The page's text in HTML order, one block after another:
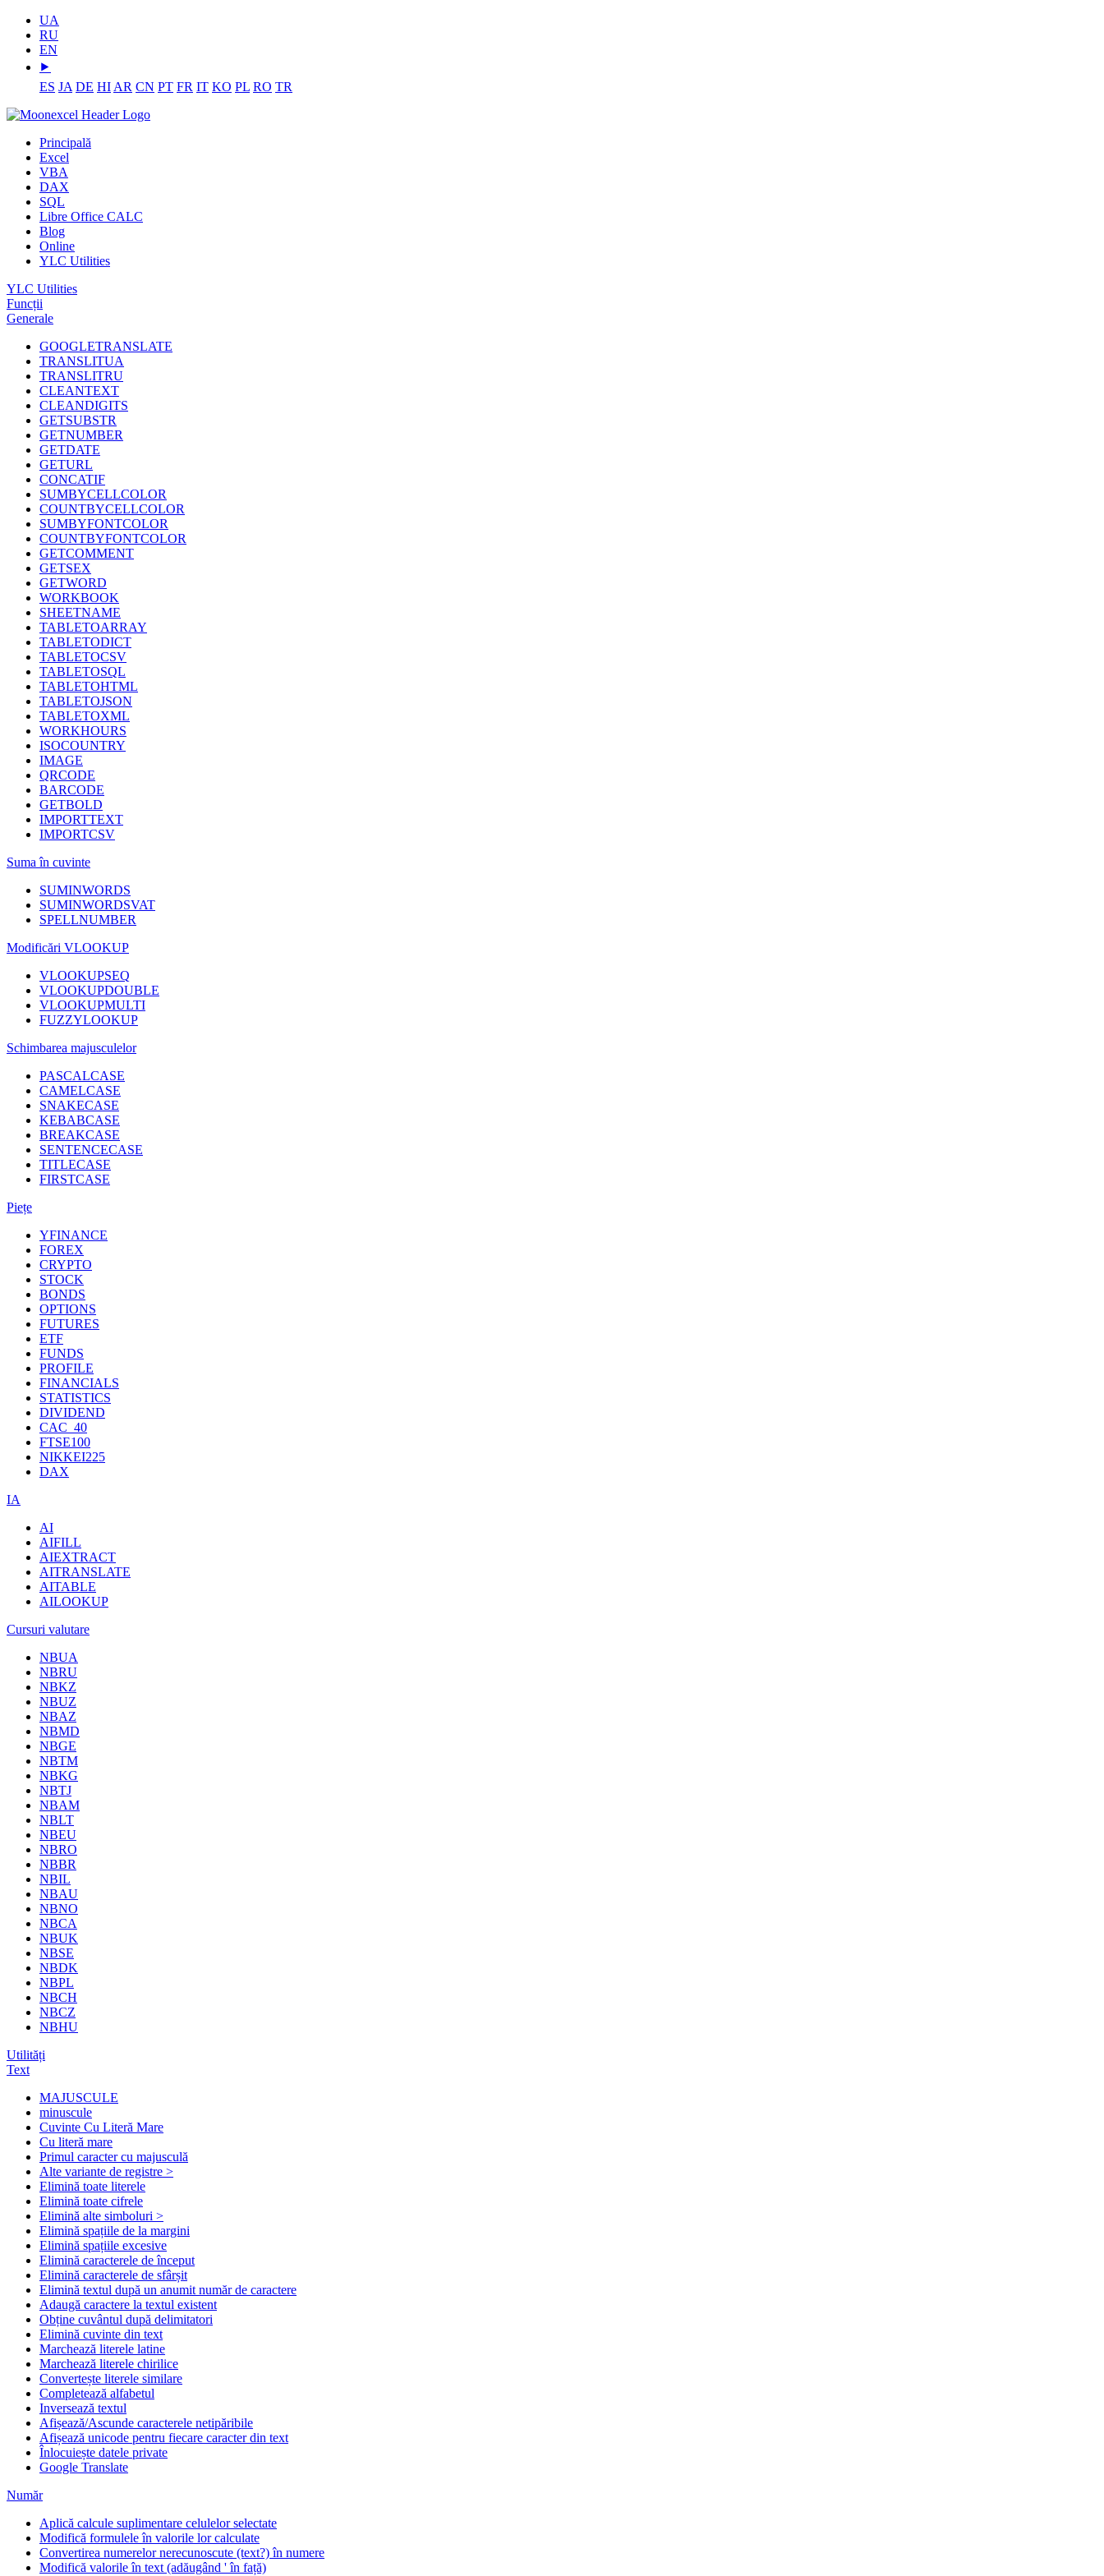
UA
RU
EN
⯈
ES JA DE HI AR CN PT FR IT KO PL RO TR
Principală
Excel
VBA
DAX
SQL
Libre Office CALC
Blog
Online
YLC Utilities
YLC Utilities
Funcții
Generale
GOOGLETRANSLATE
TRANSLITUA
TRANSLITRU
CLEANTEXT
CLEANDIGITS
GETSUBSTR
GETNUMBER
GETDATE
GETURL
CONCATIF
SUMBYCELLCOLOR
COUNTBYCELLCOLOR
SUMBYFONTCOLOR
COUNTBYFONTCOLOR
GETCOMMENT
GETSEX
GETWORD
WORKBOOK
SHEETNAME
TABLETOARRAY
TABLETODICT
TABLETOCSV
TABLETOSQL
TABLETOHTML
TABLETOJSON
TABLETOXML
WORKHOURS
ISOCOUNTRY
IMAGE
QRCODE
BARCODE
GETBOLD
IMPORTTEXT
IMPORTCSV
Suma în cuvinte
SUMINWORDS
SUMINWORDSVAT
SPELLNUMBER
Modificări VLOOKUP
VLOOKUPSEQ
VLOOKUPDOUBLE
VLOOKUPMULTI
FUZZYLOOKUP
Schimbarea majusculelor
PASCALCASE
CAMELCASE
SNAKECASE
KEBABCASE
BREAKCASE
SENTENCECASE
TITLECASE
FIRSTCASE
Piețe
YFINANCE
FOREX
CRYPTO
STOCK
BONDS
OPTIONS
FUTURES
ETF
FUNDS
PROFILE
FINANCIALS
STATISTICS
DIVIDEND
CAC_40
FTSE100
NIKKEI225
DAX
IA
AI
AIFILL
AIEXTRACT
AITRANSLATE
AITABLE
AILOOKUP
Cursuri valutare
NBUA
NBRU
NBKZ
NBUZ
NBAZ
NBMD
NBGE
NBTM
NBKG
NBTJ
NBAM
NBLT
NBEU
NBRO
NBBR
NBIL
NBAU
NBNO
NBCA
NBUK
NBSE
NBDK
NBPL
NBCH
NBCZ
NBHU
Utilități
Text
MAJUSCULE
minuscule
Cuvinte Cu Literă Mare
Cu literă mare
Primul caracter cu majusculă
Alte variante de registre >
Elimină toate literele
Elimină toate cifrele
Elimină alte simboluri >
Elimină spațiile de la margini
Elimină spațiile excesive
Elimină caracterele de început
Elimină caracterele de sfârșit
Elimină textul după un anumit număr de caractere
Adaugă caractere la textul existent
Obține cuvântul după delimitatori
Elimină cuvinte din text
Marchează literele latine
Marchează literele chirilice
Convertește literele similare
Completează alfabetul
Inversează textul
Afișează/Ascunde caracterele netipăribile
Afișează unicode pentru fiecare caracter din text
Înlocuiește datele private
Google Translate
Număr
Aplică calcule suplimentare celulelor selectate
Modifică formulele în valorile lor calculate
Convertirea numerelor nerecunoscute (text?) în numere
Modifică valorile în text (adăugând ' în față)